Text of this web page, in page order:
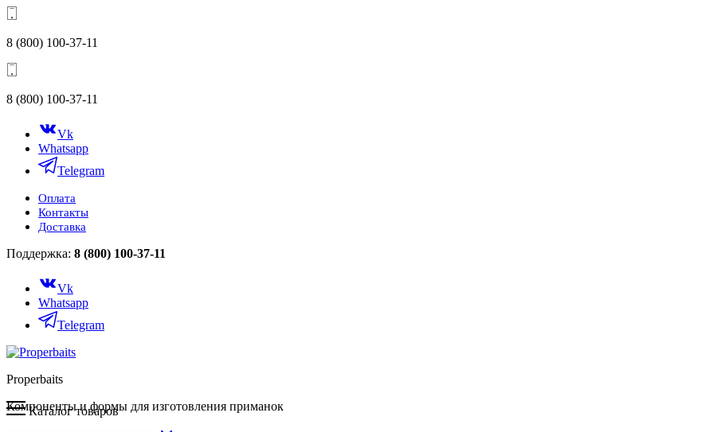
8 (800) 100-37-11
8 (800) 100-37-11
Vk
Whatsapp
Telegram
Оплата
Контакты
Доставка
Поддержка: 8 (800) 100-37-11
Vk
Whatsapp
Telegram
Properbaits
Компоненты и формы для изготовления приманок
Каталог товаров